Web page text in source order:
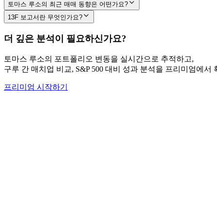
토마스 루소의 최근 매매 동향은 어떤가요?
13F 보고서란 무엇인가요?
더 깊은 분석이 필요하신가요?
토마스 루소의 포트폴리오 변동을 실시간으로 추적하고,
구루 간 매치업 비교, S&P 500 대비 성과 분석을 프리미엄에서
프리미엄 시작하기